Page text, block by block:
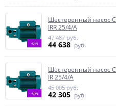
-6%
Шестеренный насос
IRR 25/4/A
44 638 руб.
47 487 руб.
-6%
Шестеренный насос
IR 25/4/A
42 305 руб.
45 005 руб.